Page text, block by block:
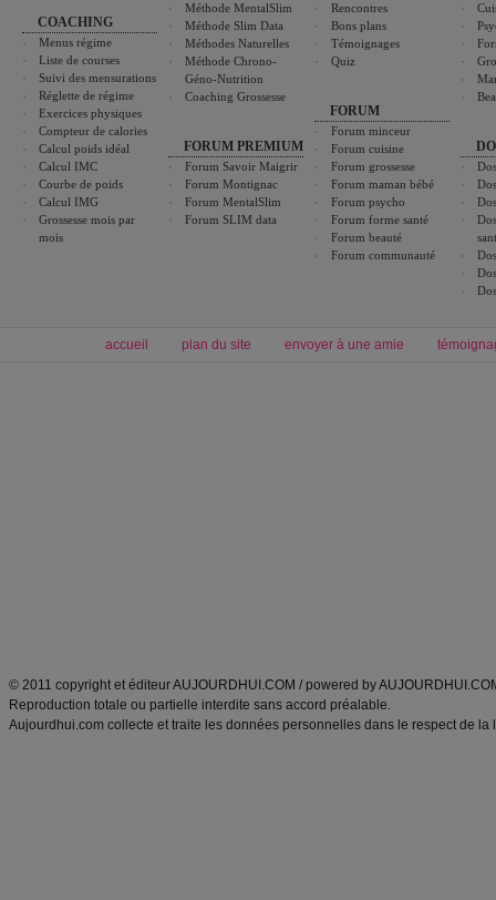
COACHING
Menus régime
Liste de courses
Suivi des mensurations
Réglette de régime
Exercices physiques
Compteur de calories
Calcul poids idéal
Calcul IMC
Courbe de poids
Calcul IMG
Grossesse mois par
mois
Méthode MentalSlim
Méthode Slim Data
Méthodes Naturelles
Méthode Chrono-
Géno-Nutrition
Coaching Grossesse
FORUM PREMIUM
Forum Savoir Maigrir
Forum Montignac
Forum MentalSlim
Forum SLIM data
Rencontres
Bons plans
Témoignages
Quiz
FORUM
Forum minceur
Forum cuisine
Forum grossesse
Forum maman bébé
Forum psycho
Forum forme santé
Forum beauté
Forum communauté
accueil plan du site envoyer à une amie
© 2011 copyright et éditeur AUJOURDHUI.COM / powered by
Reproduction totale ou partielle interdite sans accord préalable.
Aujourdhui.com collecte et traite les données personnelles dans le respect de